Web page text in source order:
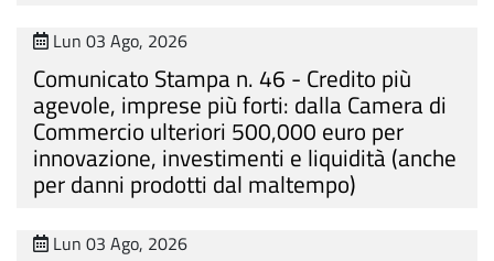
Lun 03 Ago, 2026
Comunicato Stampa n. 46 - Credito più
agevole, imprese più forti: dalla Camera di
Commercio ulteriori 500,000 euro per
innovazione, investimenti e liquidità (anche
per danni prodotti dal maltempo)
Lun 03 Ago, 2026